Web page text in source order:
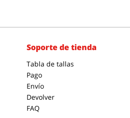
Soporte de tienda
Tabla de tallas
Pago
Envío
Devolver
FAQ